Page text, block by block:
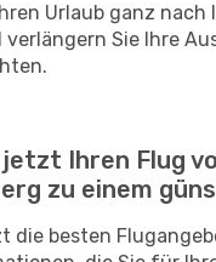
Urlaub ganz nach
verlängern Sie Ihre
jetzt Ihren Flug
zu einem
die besten